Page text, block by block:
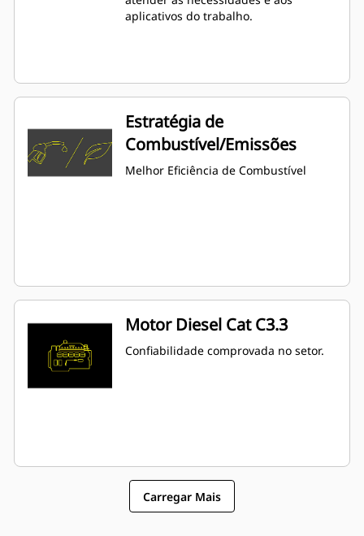
aplicativos do trabalho.
Estratégia de
Combustível/Emissões
Melhor Eficiência de Combustível
Motor Diesel Cat C3.3
Confiabilidade comprovada no setor.
Carregar Mais